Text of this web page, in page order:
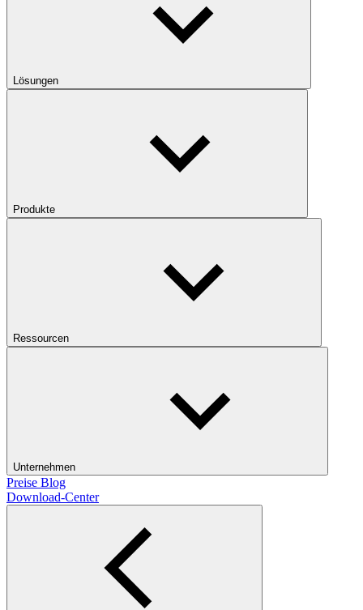
Lösungen
Produkte
Ressourcen
Unternehmen
Preise Blog
Download-Center